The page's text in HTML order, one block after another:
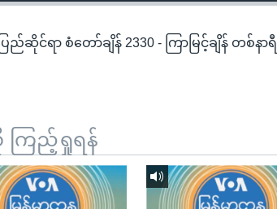
ည်ဆိုင်ရာ စံတော်ချိန် 2330 - ကြာမြင့်ချိန် တစ်နာရီ
ကြည့်ရှုရန်